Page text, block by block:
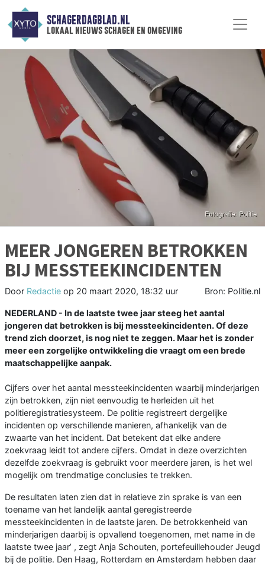
SCHAGERDAGBLAD.NL
lokaal nieuws schagen en omgeving
MEER JONGEREN BETROKKEN
BIJ MESSTEEKINCIDENTEN
Door Redactie op 20 maart 2020, 18:32 uur Bron: Politie.nl
NEDERLAND - In de laatste twee jaar steeg het aantal
jongeren dat betrokken is bij messteekincidenten. Of deze
trend zich doorzet, is nog niet te zeggen. Maar het is zonder
meer een zorgelijke ontwikkeling die vraagt om een brede
maatschappelijke aanpak.
Cijfers over het aantal messteekincidenten waarbij minderjarigen
zijn betrokken, zijn niet eenvoudig te herleiden uit het
politieregistratiesysteem. De politie registreert dergelijke
incidenten op verschillende manieren, afhankelijk van de
zwaarte van het incident. Dat betekent dat elke andere
zoekvraag leidt tot andere cijfers. Omdat in deze overzichten
dezelfde zoekvraag is gebruikt voor meerdere jaren, is het wel
mogelijk om trendmatige conclusies te trekken.
De resultaten laten zien dat in relatieve zin sprake is van een
toename van het landelijk aantal geregistreerde
messteekincidenten in de laatste jaren. De betrokkenheid van
minderjarigen daarbij is opvallend toegenomen, met name in de
laatste twee jaar’ , zegt Anja Schouten, portefeuillehouder Jeugd
bij de politie. Den Haag, Rotterdam en Amsterdam hebben daar